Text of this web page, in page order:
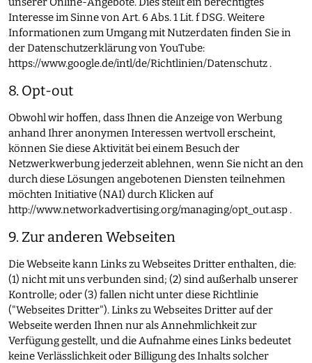
Interesse im Sinne von Art. 6 Abs. 1 Lit. f DSG. Weitere
Informationen zum Umgang mit Nutzerdaten finden Sie in
der Datenschutzerklärung von YouTube:
https://www.google.de/intl/de/Richtlinien/Datenschutz.
8. Opt-out
Obwohl wir hoffen, dass Ihnen die Anzeige von Werbung
anhand Ihrer anonymen Interessen wertvoll erscheint,
können Sie diese Aktivität bei einem Besuch der
Netzwerkwerbung jederzeit ablehnen, wenn Sie nicht an den
durch diese Lösungen angebotenen Diensten teilnehmen
möchten Initiative (NAI) durch Klicken auf
http://www.networkadvertising.org/managing/opt_out.asp.
9. Zur anderen Webseiten
Die Webseite kann Links zu Webseites Dritter enthalten, die:
(1) nicht mit uns verbunden sind; (2) sind außerhalb unserer
Kontrolle; oder (3) fallen nicht unter diese Richtlinie
("Webseites Dritter"). Links zu Webseites Dritter auf der
Webseite werden Ihnen nur als Annehmlichkeit zur
Verfügung gestellt, und die Aufnahme eines Links bedeutet
keine Verlässlichkeit oder Billigung des Inhalts solcher